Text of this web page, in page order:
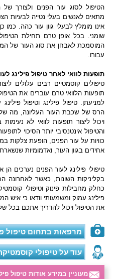
הטיפול לסוג עור הפנים ולצורך של
מתאים לאנשים בעלי נטייה לבעיות
אינו מומלץ לבעלי גוון עור כהה. כמו
שומני. בכל אופן טרם תחילת
המוסמכת לאבחן את סוג העור של
עבורו.
תופעות לוואי לאחר טיפול פילינג
טיפולים קוסמטיים רבים עלולים
תופעות הלוואי טרם עוברים את
למניעתן. טיפול פילינג וטיפול
הרס של שכבת העור העליונה, מה
ויכול ליצור תופעות לוואי לא
והטיפול אינטנסיבי יותר הסיכוי
כוויות על עור הפנים, הופעת צלקות
אחידים בגוון העור, ואדמומיות
טיפולי פילינג לעור הפנים נערכים
בקליניקות השונות, כאשר לאחרונה
כחלק מחבילות פינוק וטיפולי
פילינג עמוק ומשמעותי וודאו כי איש
את הטיפול ויכול להדריך אתכם בכל
מרפאות בתחום טיפול
עוד על טיפולי
מעוניין במידע אודות טיפול